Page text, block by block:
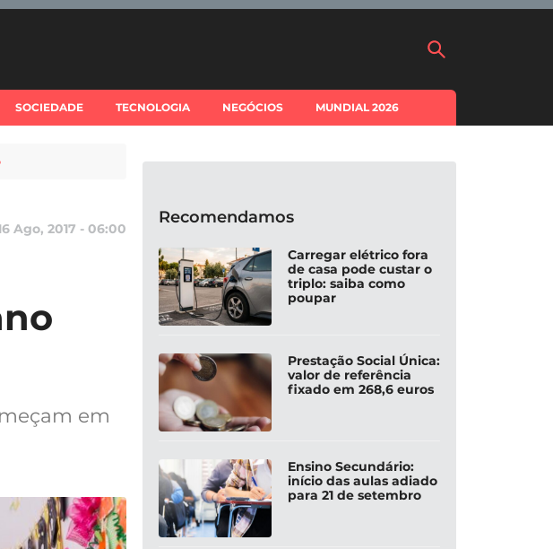
SOCIEDADE TECNOLOGIA NEGÓCIOS MUNDIAL 2026
Ago, 2017 - 06:00
em
Recomendamos
Carregar elétrico fora
de casa pode custar o
triplo: saiba como
poupar
Prestação Social Única:
valor de referência
fixado em 268,6 euros
Ensino Secundário:
início das aulas adiado
para 21 de setembro